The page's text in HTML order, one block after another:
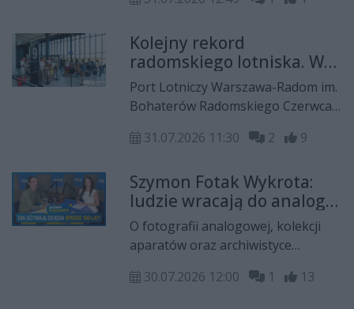
Kazimierza Pułaskiego w Radomiu.
się 2349 kandydatów przy limicie
130 miejsc.
Kolejny rekord
radomskiego lotniska. W
jeden dzień więcej niż w
całym kwietniu
Port Lotniczy Warszawa-Radom im.
Bohaterów Radomskiego Czerwca
szczytu. Po raz kolejny tego lata
obsłużonych jednego dnia.
31.07.2026 11:30 2 9
Szymon Fotak Wykrota:
ludzie wracają do analoga,
bo są znudzeni idealnym
cyfrowym obrazkiem
O fotografii analogowej, kolekcji
aparatów oraz archiwistyce
opowiedział Szymon Fotak
30.07.2026 12:00 1 13